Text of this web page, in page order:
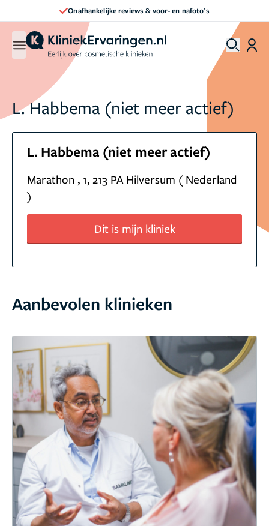
Onafhankelijke reviews & voor- en nafoto’s
L. Habbema (niet meer actief)
L. Habbema (niet meer actief)
Marathon , 1, 213 PA Hilversum ( Nederland
)
Dit is mijn kliniek
Aanbevolen klinieken